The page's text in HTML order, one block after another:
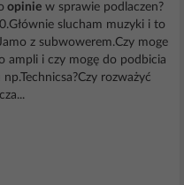
opinie w sprawie podlaczen?
slucham muzyki i to
z subwowerem.Czy moge
ampli i czy mogę do podbicia
rozważyć